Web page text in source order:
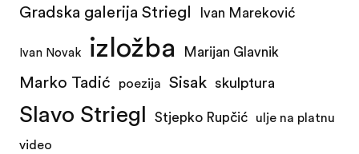
Gradska galerija Striegl Ivan Mareković
Ivan Novak izložba Marijan Glavnik
Marko Tadić poezija Sisak skulptura
Slavo Striegl Stjepko Rupčić ulje na platnu
video